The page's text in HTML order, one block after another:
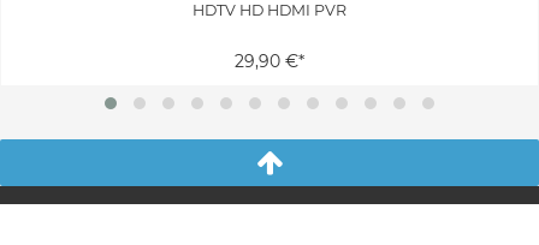
HDTV HD HDMI PVR
29,90 €*